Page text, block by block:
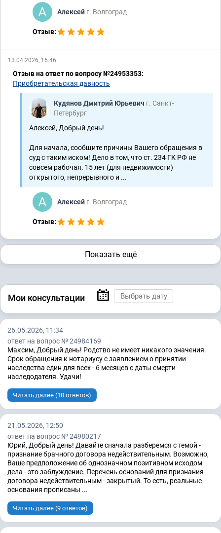
Алексей г. Волгоград
Отзыв:
13.04.2026, 16:46
Отзыв на ответ по вопросу №24953353:
Приобретательская давность
Кудянов Дмитрий Юрьевич г. Санкт-
Петербург
Алексей, Добрый день!
Для начала, сообщите причины Вашего обращения в
суд с таким иском! Дело в том, что ст. 234 ГК РФ не
совсем рабочая. 15 лет (для недвижимости)
открытого, непрерывного и ...
Алексей г. Волгоград
Отзыв:
Показать ещё
Мои консультации
26.05.2026, 11:34
ответ на вопрос № 24984169
Максим, Добрый день! Родство не имеет никакого значения.
Срок обращения к нотариусу с заявлением о принятии
наследства един для всех - 6 месяцев с даты смерти
наследодателя. Удачи!
Читать далее (10 ответов)
21.05.2026, 12:50
ответ на вопрос № 24980217
Юрий, Добрый день! Давайте сначала разберемся с темой -
признание брачного договора недействительным. Возможно,
Ваше предположение об однозначном позитивном исходом
дела - это заблуждение. Перечень оснований для признания
договора недействительным - закрытый. То есть, реальные
основания прописаны ...
Читать далее (9 ответов)